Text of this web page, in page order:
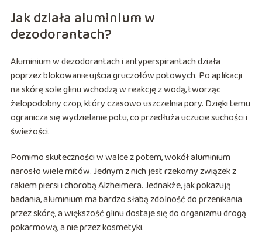
Jak działa aluminium w
dezodorantach?
Aluminium w dezodorantach i antyperspirantach działa
poprzez blokowanie ujścia gruczołów potowych. Po aplikacji
na skórę sole glinu wchodzą w reakcję z wodą, tworząc
żelopodobny czop, który czasowo uszczelnia pory. Dzięki temu
ogranicza się wydzielanie potu, co przedłuża uczucie suchości i
świeżości.
Pomimo skuteczności w walce z potem, wokół aluminium
narosło wiele mitów. Jednym z nich jest rzekomy związek z
rakiem piersi i chorobą Alzheimera. Jednakże, jak pokazują
badania, aluminium ma bardzo słabą zdolność do przenikania
przez skórę, a większość glinu dostaje się do organizmu drogą
pokarmową, a nie przez kosmetyki.